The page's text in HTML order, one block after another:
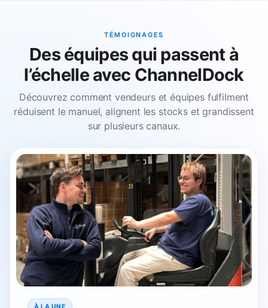
TÉMOIGNAGES
Des équipes qui passent à
l’échelle avec ChannelDock
Découvrez comment vendeurs et équipes fulfilment
réduisent le manuel, alignent les stocks et grandissent
sur plusieurs canaux.